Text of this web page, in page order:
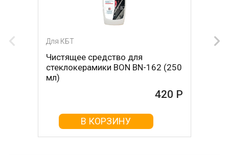
Для КБТ
Чистящее средство для
стеклокерамики BON BN-162 (250
мл)
420 Р
В КОРЗИНУ
Для КБТ
Скребок для ухода за
стеклокерамикой BON BN-603
В КОРЗИНУ